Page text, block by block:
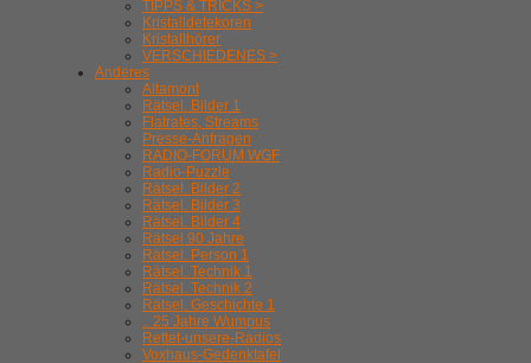
TIPPS & TRICKS >
Kristalldetekoren
Kristallhörer
VERSCHIEDENES >
Anderes
Altamont
Rätsel. Bilder 1
Flatrates, Streams
Presse-Anfragen
RADIO-FORUM WGF
Radio-Puzzle
Rätsel. Bilder 2
Rätsel. Bilder 3
Rätsel. Bilder 4
Rätsel 90 Jahre
Rätsel. Person 1
Rätsel. Technik 1
Rätsel. Technik 2
Rätsel. Geschichte 1
.. 25 Jahre Wumpus
Rettet-unsere-Radios
Voxhaus-Gedenktafel